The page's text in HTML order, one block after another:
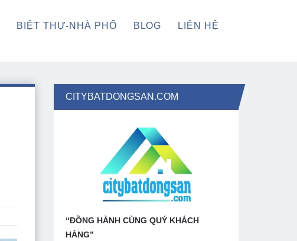
BIỆT THỰ-NHÀ PHỐ BLOG LIÊN HỆ
CITYBATDONGSAN.COM
“ĐỒNG HÀNH CÙNG QUÝ KHÁCH
HÀNG”